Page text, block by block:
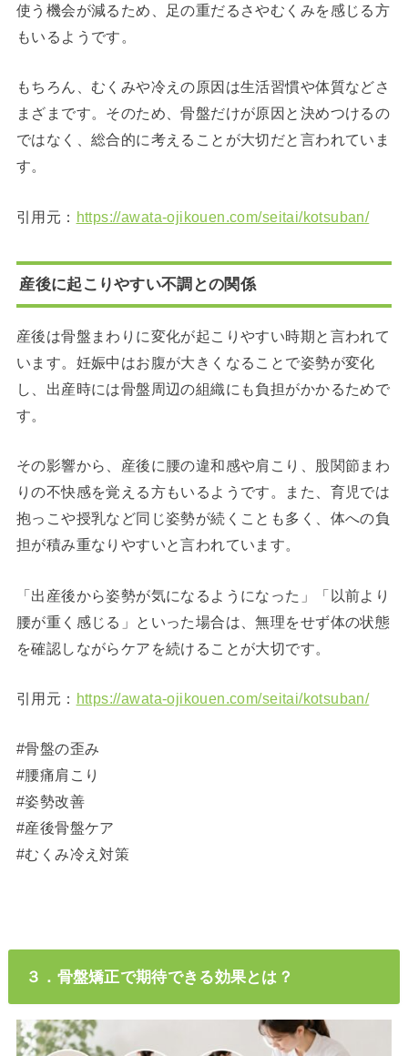
使う機会が減るため、足の重だるさやむくみを感じる方
もいるようです。
もちろん、むくみや冷えの原因は生活習慣や体質などさ
まざまです。そのため、骨盤だけが原因と決めつけるの
ではなく、総合的に考えることが大切だと言われていま
す。
引用元： https://awata-ojikouen.com/seitai/kotsuban/
産後に起こりやすい不調との関係
産後は骨盤まわりに変化が起こりやすい時期と言われて
います。妊娠中はお腹が大きくなることで姿勢が変化
し、出産時には骨盤周辺の組織にも負担がかかるためで
す。
その影響から、産後に腰の違和感や肩こり、股関節まわ
りの不快感を覚える方もいるようです。また、育児では
抱っこや授乳など同じ姿勢が続くことも多く、体への負
担が積み重なりやすいと言われています。
「出産後から姿勢が気になるようになった」「以前より
腰が重く感じる」といった場合は、無理をせず体の状態
を確認しながらケアを続けることが大切です。
引用元： https://awata-ojikouen.com/seitai/kotsuban/
#骨盤の歪み
#腰痛肩こり
#姿勢改善
#産後骨盤ケア
#むくみ冷え対策
３．骨盤矯正で期待できる効果とは？